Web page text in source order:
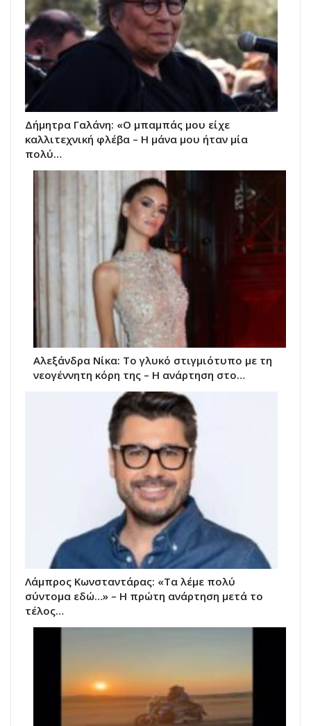
Δήμητρα Γαλάνη: «Ο μπαμπάς μου είχε
καλλιτεχνική φλέβα – Η μάνα μου ήταν μία
πολύ…
Αλεξάνδρα Νίκα: Το γλυκό στιγμιότυπο με τη
νεογέννητη κόρη της – Η ανάρτηση στο…
Λάμπρος Κωνσταντάρας: «Τα λέμε πολύ
σύντομα εδώ…» – Η πρώτη ανάρτηση μετά το
τέλος…